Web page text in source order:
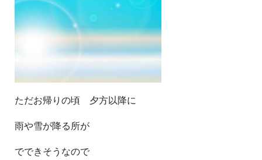
ただお帰りの頃 夕方以降に
雨や雪が降る所が
でできそうなので